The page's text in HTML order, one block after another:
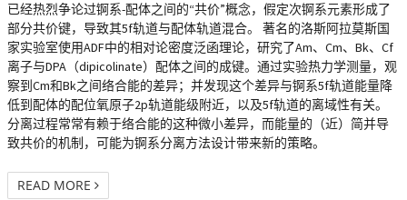
已经热烈争论过锕系-配体之间的“共价”概念，假定次锕系元素形成了
部分共价键，导致其5f轨道与配体轨道混合。 著名的洛斯阿拉莫斯国
家实验室使用ADF中的相对论密度泛函理论，研究了Am、Cm、Bk、Cf
离子与DPA（dipicolinate）配体之间的成键。通过实验热力学测量，观
察到Cm和Bk之间络合能的差异；并发现这个差异与锕系5f轨道能量降
低到配体的配位氧原子2p轨道能级附近，以及5f轨道的离域性有关。
分离过程常常有赖于络合能的这种微小差异，而能量的（近）简并导
致共价的机制，可能为锕系分离方法设计带来新的策略。
READ MORE